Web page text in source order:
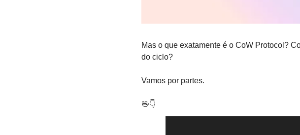
Mas o que exatamente é o CoW Protocol?
do ciclo?
Vamos por partes.
🖖👇